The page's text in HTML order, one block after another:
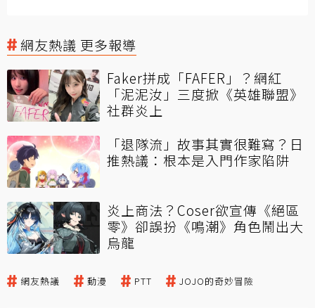
網友熱議 更多報導
Faker拼成「FAFER」？網紅
「泥泥汝」三度掀《英雄聯盟》
社群炎上
「退隊流」故事其實很難寫？日
推熱議：根本是入門作家陷阱
炎上商法？Coser欲宣傳《絕區
零》卻誤扮《鳴潮》角色鬧出大
烏龍
網友熱議 動漫 PTT JOJO的奇妙冒險